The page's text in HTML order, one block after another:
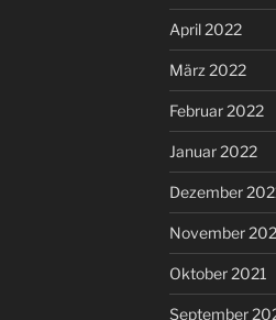
April 2022
März 2022
Februar 2022
Januar 2022
Dezember
November
Oktober 2021
September